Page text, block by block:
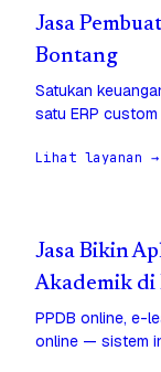
Jasa
Bontang
Satukan
satu ERP
Lihat layanan →
Jasa Bikin
Akademik di
PPDB online, e-
online — sistem